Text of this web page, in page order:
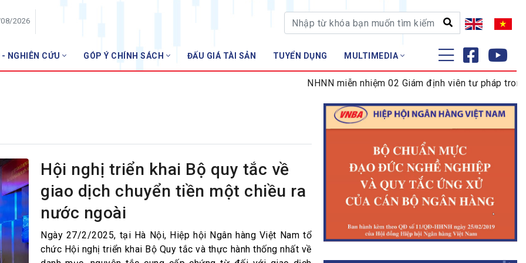
2026
NGHIÊN CỨU GÓP Ý CHÍNH SÁCH ĐẤU GIÁ TÀI SẢN TUYỂN DỤNG MULTIMEDIA
hàng
ĐÀO TẠO - NGHIÊN CỨU
Tập huấn
NHNN miễn nhiệm 02 Giám định viên tư pháp trong
Hội nghị triển khai Bộ quy tắc về
giao dịch chuyển tiền một chiều ra
nước ngoài
Ngày 27/2/2025, tại Hà Nội, Hiệp hội Ngân hàng Việt Nam tổ
chức Hội nghị triển khai Bộ Quy tắc và thực hành thống nhất về